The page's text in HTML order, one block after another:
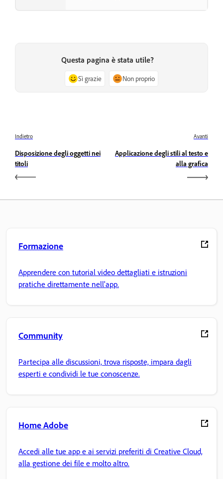
Questa pagina è stata utile?
Sì grazie Non proprio
Indietro
Disposizione degli oggetti nei
titoli
Avanti
Applicazione degli stili al testo e
alla grafica
Formazione
Apprendere con tutorial video dettagliati e istruzioni
pratiche direttamente nell'app.
Community
Partecipa alle discussioni, trova risposte, impara dagli
esperti e condividi le tue conoscenze.
Home Adobe
Accedi alle tue app e ai servizi preferiti di Creative Cloud,
alla gestione dei file e molto altro.